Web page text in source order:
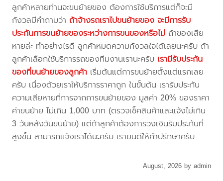
ลูกค้าหลายท่านจะขนย้ายของ ต้องการใช้บริการแต่ก็จะมี
กังวลมีคำถามว่า ถ้าจ้างรถเราไปขนย้ายของ จะมีการรับ
ประกันการขนย้ายของระหว่างการขนของหรือไม่ ถ้าของเสีย
หายล่ะ ทำอย่างไรดี ลูกค้าหมดความกังวลใจได้เลยนะครับ ถ้า
ลูกค้าเลือกใช้บริการรถของทีมงานเรานะครับ เรามีรับประกัน
ของที่ขนย้ายของลูกค้า เริ่มต้นแต่การขนย้ายตั้งแต่แรกเลย
ครับ เนื่องด้วยเราให้บริการราคาถูก ในขั้นต้น เรารับประกัน
ความเสียหายที่การจากการขนย้ายของ มูลค่า 20% ของราคา
ค่าขนย้าย ไม่เกิน 1,000 บาท (ตรวจเช็คสินค้าและแจ้งไม่เกิน
3 วันหลังวันขนย้าย) แต่ถ้าลูกค้าต้องการวงเงินรับประกันที่
สูงขึ้น สามารถแจ้งเราได้นะครับ เรายินดีให้คำปรึกษาครับ
August, 2026 by admin